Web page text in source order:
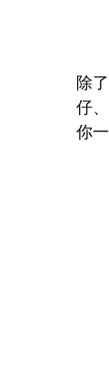
除
仔
你